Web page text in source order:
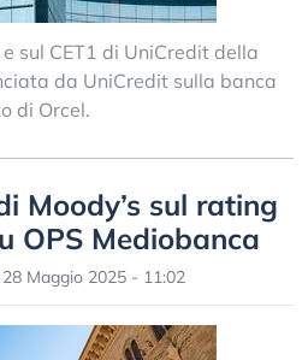
sul CET1 di UniCredit della
da UniCredit sulla banca
di Orcel.
Moody’s sul rating
OPS Mediobanca
28 Maggio 2025 - 11:02